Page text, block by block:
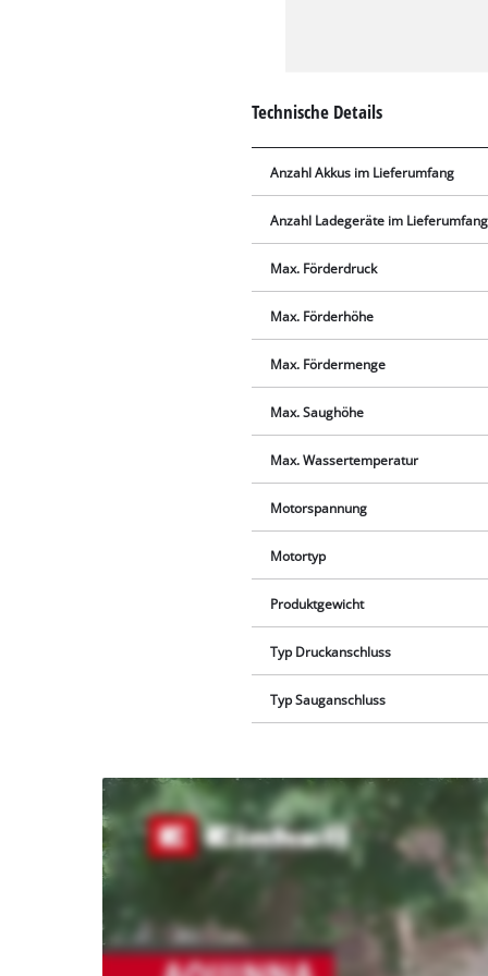
Technische Details
Anzahl Akkus im Lieferumfang
Anzahl Ladegeräte im Lieferumfang
Max. Förderdruck
Max. Förderhöhe
Max. Fördermenge
Max. Saughöhe
Max. Wassertemperatur
Motorspannung
Motortyp
Produktgewicht
Typ Druckanschluss
Typ Sauganschluss
Wir
benötigen
um Youtube
laden zu